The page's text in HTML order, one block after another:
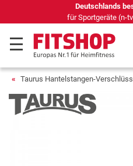
Seit 42 Jahren Ihr
Taurus Hantelstangen-